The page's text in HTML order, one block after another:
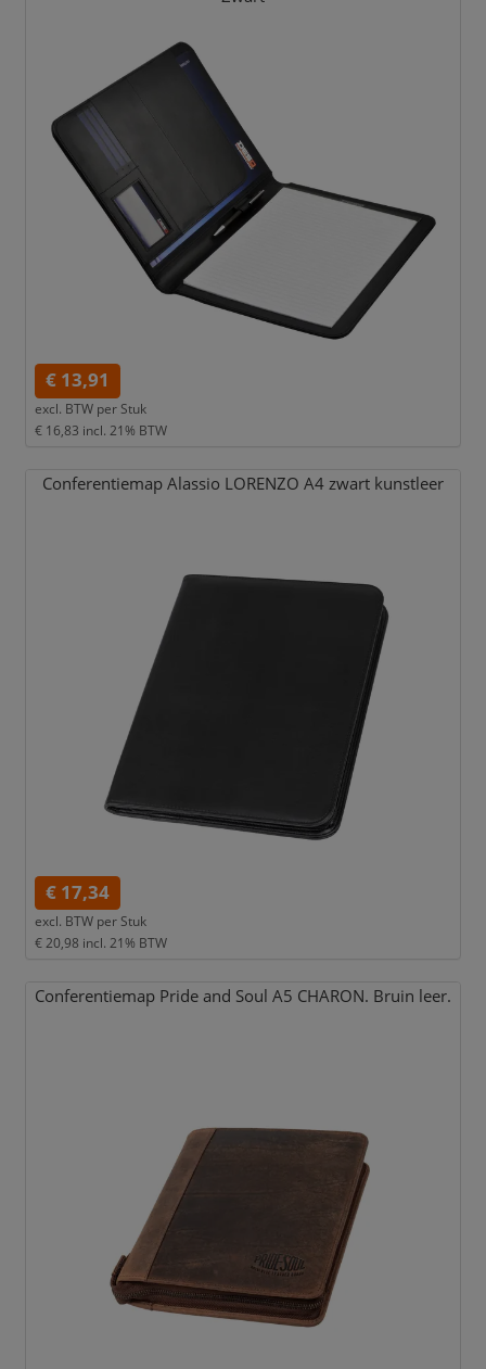
€ 13,91
excl. BTW per Stuk
€ 16,83 incl. 21% BTW
Conferentiemap Alassio LORENZO A4 zwart kunstleer
€ 17,34
excl. BTW per Stuk
€ 20,98 incl. 21% BTW
Conferentiemap Pride and Soul A5 CHARON. Bruin leer.